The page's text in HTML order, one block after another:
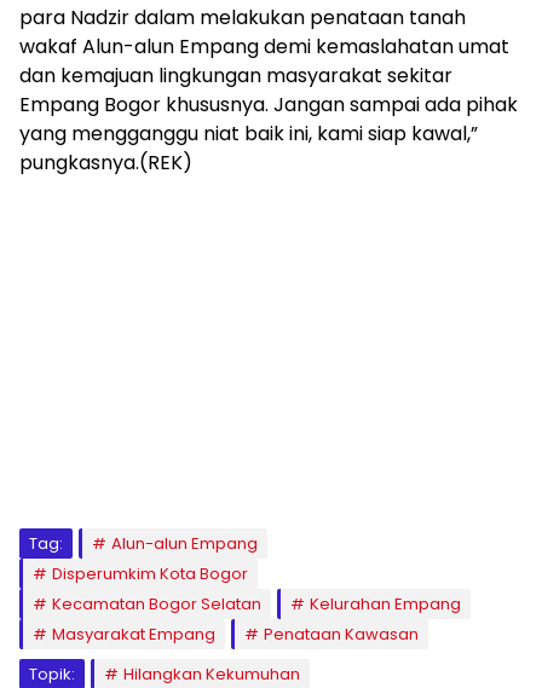
para Nadzir dalam melakukan penataan tanah
wakaf Alun-alun Empang demi kemaslahatan umat
dan kemajuan lingkungan masyarakat sekitar
Empang Bogor khususnya. Jangan sampai ada pihak
yang mengganggu niat baik ini, kami siap kawal,”
pungkasnya.(REK)
Tag:
Alun-alun Empang
Disperumkim Kota Bogor
Kecamatan Bogor Selatan
Kelurahan Empang
Masyarakat Empang
Penataan Kawasan
Topik:
Hilangkan Kekumuhan